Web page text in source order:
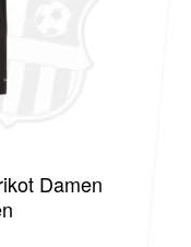
Damen